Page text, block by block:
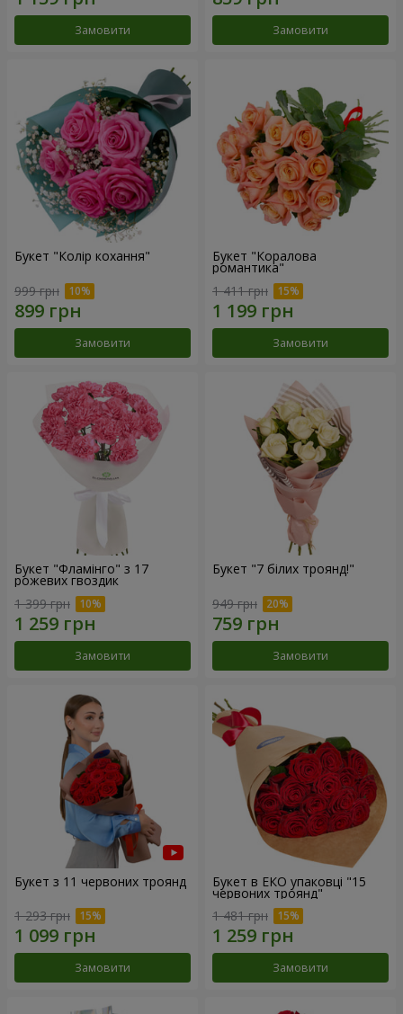
Замовити Замовити
Букет "Колір кохання"
999 грн
Замовити
Букет "Коралова
романтика"
1 411 грн
Замовити
Букет "Фламінго" з 17
рожевих гвоздик
1 399 грн
Замовити
Букет "7 білих троянд!"
949 грн
Замовити
Букет з 11 червоних троянд
1 293 грн
Замовити
Букет в ЕКО упаковці "15
червоних троянд"
1 481 грн
Замовити